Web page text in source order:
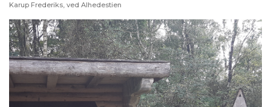
Karup Frederiks, ved Alhedestien